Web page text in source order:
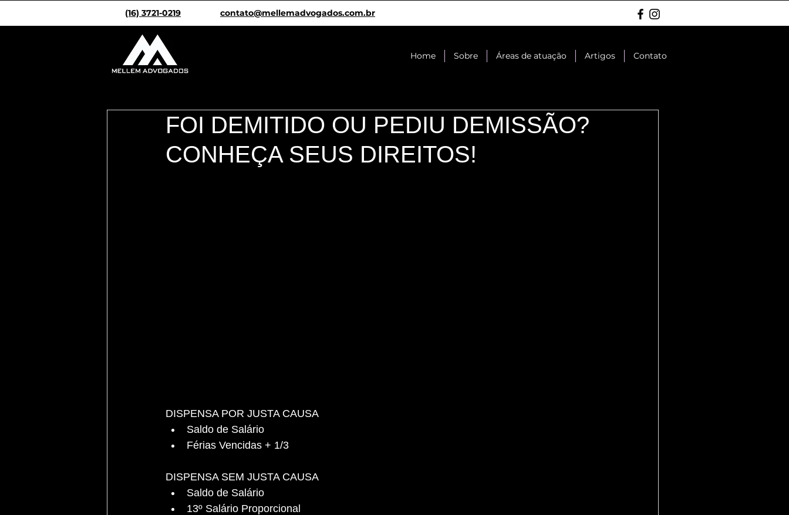
(16) 3721-0219 contato@mellemadvogados.com.br
Home Sobre Áreas de atuação Artigos Contato
FOI DEMITIDO OU PEDIU DEMISSÃO?
CONHEÇA SEUS DIREITOS!
DISPENSA POR JUSTA CAUSA
Saldo de Salário
Férias Vencidas + 1/3
DISPENSA SEM JUSTA CAUSA
Saldo de Salário
13º Salário Proporcional